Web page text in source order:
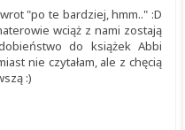
"po te bardziej, hmm.." :D
wciąż z nami zostają
do książek Abbi
nie czytałam, ale z chęcią
:)